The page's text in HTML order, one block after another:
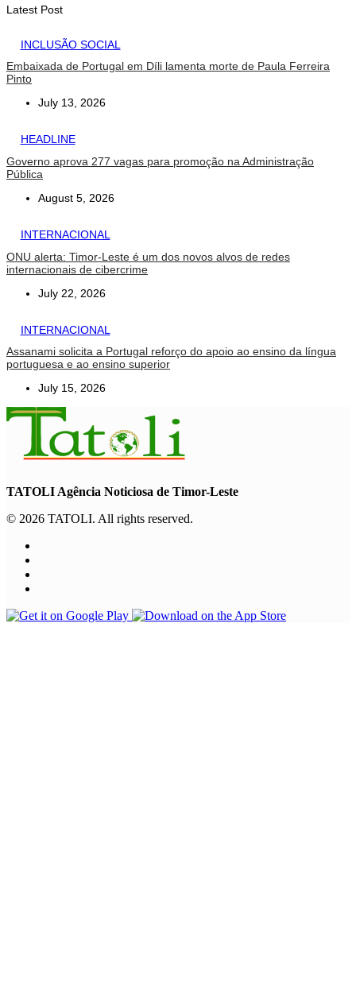
Latest Post
INCLUSÃO SOCIAL
Embaixada de Portugal em Díli lamenta morte de Paula Ferreira
Pinto
July 13, 2026
HEADLINE
Governo aprova 277 vagas para promoção na Administração
Pública
August 5, 2026
INTERNACIONAL
ONU alerta: Timor-Leste é um dos novos alvos de redes
internacionais de cibercrime
July 22, 2026
INTERNACIONAL
Assanami solicita a Portugal reforço do apoio ao ensino da língua
portuguesa e ao ensino superior
July 15, 2026
TATOLI Agência Noticiosa de Timor-Leste
© 2026 TATOLI. All rights reserved.